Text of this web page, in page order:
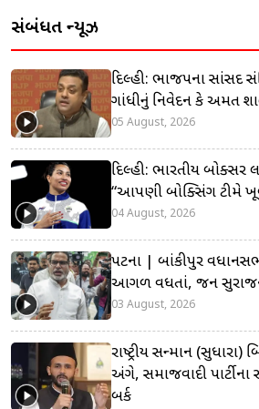
સંબંધિત ન્યૂઝ
દિલ્હી: ભાજપના સાંસદ
ગાંધીનું નિવેદન કે અમિત
05 August, 2026
દિલ્હી: ભારતીય બોક્સર
“આપણી બોક્સિંગ ટીમે ખૂબ
04 August, 2026
પટના | બાંકીપુર
આગળ વધતાં, જન સુરાજના
03 August, 2026
રાષ્ટ્રીય સન્માન
અંગે, સમાજવાદી પાર્ટીના
બર્ક